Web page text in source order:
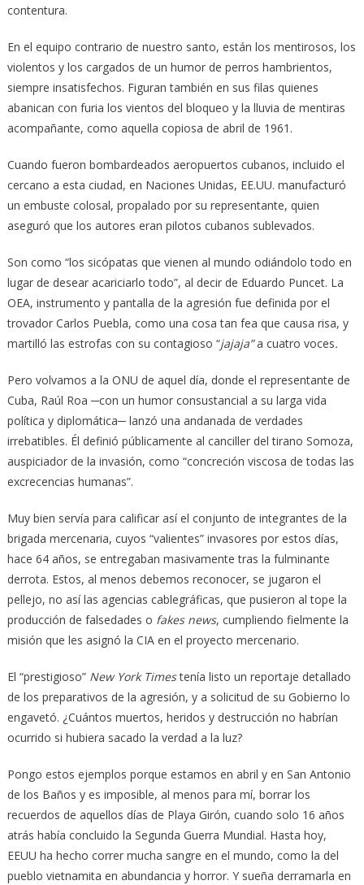
contentura.
En el equipo contrario de nuestro santo, están los mentirosos, los
violentos y los cargados de un humor de perros hambrientos,
siempre insatisfechos. Figuran también en sus filas quienes
abanican con furia los vientos del bloqueo y la lluvia de mentiras
acompañante, como aquella copiosa de abril de 1961.
Cuando fueron bombardeados aeropuertos cubanos, incluido el
cercano a esta ciudad, en Naciones Unidas, EE.UU. manufacturó
un embuste colosal, propalado por su representante, quien
aseguró que los autores eran pilotos cubanos sublevados.
Son como “los sicópatas que vienen al mundo odiándolo todo en
lugar de desear acariciarlo todo”, al decir de Eduardo Puncet. La
OEA, instrumento y pantalla de la agresión fue definida por el
trovador Carlos Puebla, como una cosa tan fea que causa risa, y
martilló las estrofas con su contagioso “jajaja”a cuatro voces.
Pero volvamos a la ONU de aquel día, donde el representante de
Cuba, Raúl Roa ─con un humor consustancial a su larga vida
política y diplomática─ lanzó una andanada de verdades
irrebatibles. Él definió públicamente al canciller del tirano Somoza,
auspiciador de la invasión, como “concreción viscosa de todas las
excrecencias humanas”.
Muy bien servía para calificar así el conjunto de integrantes de la
brigada mercenaria, cuyos “valientes” invasores por estos días,
hace 64 años, se entregaban masivamente tras la fulminante
derrota. Estos, al menos debemos reconocer, se jugaron el
pellejo, no así las agencias cablegráficas, que pusieron al tope la
producción de falsedades o fakes news, cumpliendo fielmente la
misión que les asignó la CIA en el proyecto mercenario.
El “prestigioso” New York Timestenía listo un reportaje detallado
de los preparativos de la agresión, y a solicitud de su Gobierno lo
engavetó. ¿Cuántos muertos, heridos y destrucción no habrían
ocurrido si hubiera sacado la verdad a la luz?
Pongo estos ejemplos porque estamos en abril y en San Antonio
de los Baños y es imposible, al menos para mí, borrar los
recuerdos de aquellos días de Playa Girón, cuando solo 16 años
atrás había concluido la Segunda Guerra Mundial. Hasta hoy,
EEUU ha hecho correr mucha sangre en el mundo, como la del
pueblo vietnamita en abundancia y horror. Y sueña derramarla en